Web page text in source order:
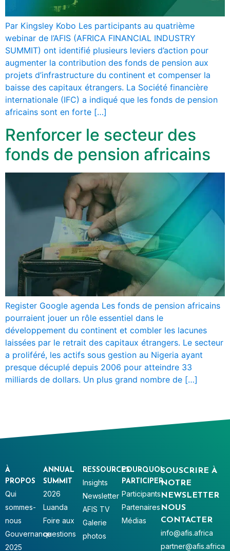
Par Kingsley Kobo Les participants au quatrième
webinar de l’AFIS (AFRICA FINANCIAL INDUSTRY
SUMMIT) ont identifié plusieurs leviers d’action pour
augmenter la contribution des fonds de pension aux
projets d’infrastructure du continent et compenser la
baisse des capitaux étrangers. La Société financière
internationale (IFC) a indiqué que les fonds de pension
africains sont en forte […]
Renforcer le secteur des
fonds de pension africains
Register Google agenda Les fonds de pension africains
pourraient jouer un rôle essentiel dans le
développement du continent et combler les lacunes
laissées par le retrait des capitaux étrangers. Le secteur
a proliféré, les actifs sous gestion au Nigeria ayant
presque décuplé depuis 2006 pour atteindre 33
milliards de dollars. Un plus grand nombre de […]
SOUSCRIRE À
NOTRE
NEWSLETTER
NOUS
CONTACTER
info@afis.africa
partner@afis.africa
À
PROPOS
Qui
sommes-
nous
Gouvernance
2025
ANNUAL
SUMMIT
2026
Luanda
Foire aux
questions
RESSOURCES
Insights
Newsletter
AFIS TV
Galerie
photos
POURQUOI
PARTICIPER
Participants
Partenaires
Médias